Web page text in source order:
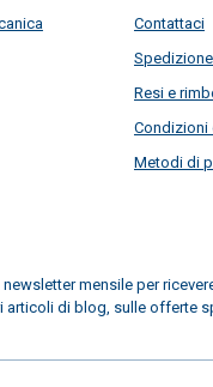
Contattaci
Resi e
Condizioni
Metodi di
mensile per
articoli di blog, sulle offerte